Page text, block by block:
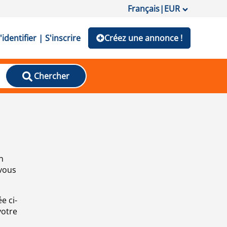
Français|EUR
| S'inscrire Créez une annonce !
Chercher
ci-